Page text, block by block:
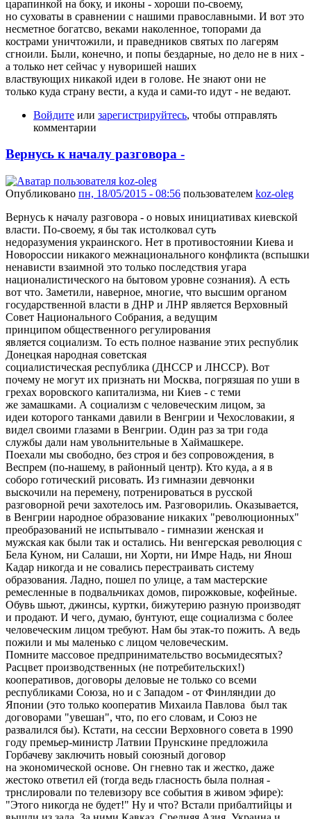
царапинкой на боку, и иконы - хороши по-своему,
но суховаты в сравнении с нашими православными. И вот это
несметное богатсво, веками наколенное, топорами да
кострами уничтожили, и праведников святых по лагерям
сгноили. Были, конечно, и попы бездарные, но дело не в них -
а только нет сейчас у нуворишей наших
властвующих никакой идеи в голове. Не знают они не
только куда страну вести, а куда и сами-то идут - не ведают.
Войдите или зарегистрируйтесь, чтобы отправлять
комментарии
Вернусь к началу разговора -
Опубликовано пн, 18/05/2015 - 08:56 пользователем koz-oleg
Вернусь к началу разговора - о новых инициативах киевской
власти. По-своему, я бы так истолковал суть
недоразумения украинского. Нет в противостоянии Киева и
Новороссии никакого межнационального конфликта (вспышки
ненависти взаимной это только последствия угара
националистического на бытовом уровне сознания). А есть
вот что. Заметили, наверное, многие, что высшим органом
государственной власти в ДНР и ЛНР является Верховный
Совет Национального Собрания, а ведущим
принципом общественного регулирования
является социализм. То есть полное название этих республик
Донецкая народная советская
социалистическая республика (ДНССР и ЛНССР). Вот
почему не могут их признать ни Москва, погрязшая по уши в
грехах воровского капитализма, ни Киев - с теми
же замашками. А социализм с человеческим лицом, за
идеи которого танками давили в Венгрии и Чехословакии, я
видел своими глазами в Венгрии. Один раз за три года
службы дали нам увольнительные в Хаймашкере.
Поехали мы свободно, без строя и без сопровождения, в
Веспрем (по-нашему, в районный центр). Кто куда, а я в
соборо готический рисовать. Из гимназии девчонки
выскочили на перемену, потренироваться в русской
разговорной речи захотелось им. Разговорилиь. Оказывается,
в Венгрии народное образование никаких "революционных"
преобразований не испытывало - гимназии женская и
мужская как были так и остались. Ни венгерская революция с
Бела Куном, ни Салаши, ни Хорти, ни Имре Надь, ни Янош
Кадар никогда и не совались перестраивать систему
образования. Ладно, пошел по улице, а там мастерские
ремесленные в подвальчиках домов, пирожковые, кофейные.
Обувь шьют, джинсы, куртки, бижутерию разную производят
и продают. И чего, думаю, бунтуют, еще социализма с более
человеческим лицом требуют. Нам бы этак-то пожить. А ведь
пожили и мы маленько с лицом человеческим.
Помните массовое предпринимательство восьмидесятых?
Расцвет производственных (не потребительских!)
кооперативов, договоры деловые не только со всеми
республиками Союза, но и с Западом - от Финляндии до
Японии (это только кооператив Михаила Павлова был так
договорами "увешан", что, по его словам, и Союз не
развалился бы). Кстати, на сессии Верховного совета в 1990
году премьер-министр Латвии Прунскине предложила
Горбачеву заключить новый союзный договор
на экономической основе. Он гневно так и жестко, даже
жестоко ответил ей (тогда ведь гласность была полная -
трнслировали по телевизору все события в живом эфире):
"Этого никогда не будет!" Ну и что? Встали прибалтийцы и